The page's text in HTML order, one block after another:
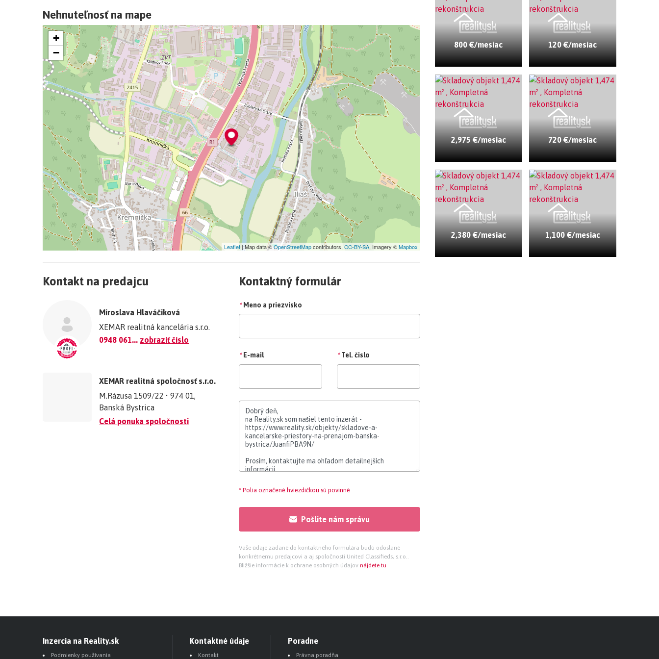
Nehnuteľnosť na mape
−
+
−
Leaflet | Map data ©OpenStreetMapcontributors, CC-BY-SA, Imagery ©Mapbox
Kontakt na predajcu
Miroslava Hlaváčiková
XEMAR realitná kancelária s.r.o.
0948 061... zobraziť číslo
XEMAR realitná spoločnosť s.r.o.
M.Rázusa 1509/22 • 974 01,
Banská Bystrica
Celá ponuka spoločnosti
Kontaktný formulár
* Meno a priezvisko
* E-mail * Tel. čislo
* Polia označené hviezdičkou sú povinné
Pošlite nám správu
Vaše údaje zadané do kontaktného formulára budú odoslané
konkrétnemu predajcovi a aj spoločnosti United Classifieds, s.r.o..
Bližšie informácie k ochrane osobných údajov nájdete tu
800 €/mesiac 120 €/mesiac
2,975 €/mesiac 720 €/mesiac
2,380 €/mesiac 1,100 €/mesiac
Inzercia na Reality.sk
Podmienky používania
Kontaktné údaje
Kontakt
Poradne
Právna poradňa